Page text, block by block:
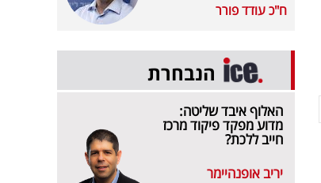
ח"כ עודד פורר
הנבחרת
האלוף איבד שליטה:
מדוע מפקד פיקוד מרכז
חייב ללכת?
יריב אופנהיימר